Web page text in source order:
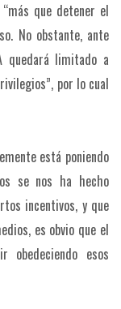
que detener el
No obstante, ante
quedará limitado a
por lo cual
está poniendo
se nos ha hecho
incentivos, y que
es obvio que el
esos